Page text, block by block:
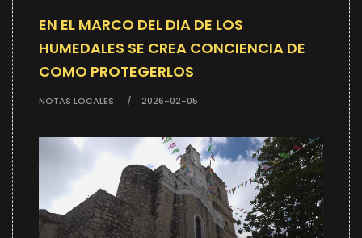
EN EL MARCO DEL DIA DE LOS
HUMEDALES SE CREA CONCIENCIA DE
COMO PROTEGERLOS
NOTAS LOCALES 2026-02-05